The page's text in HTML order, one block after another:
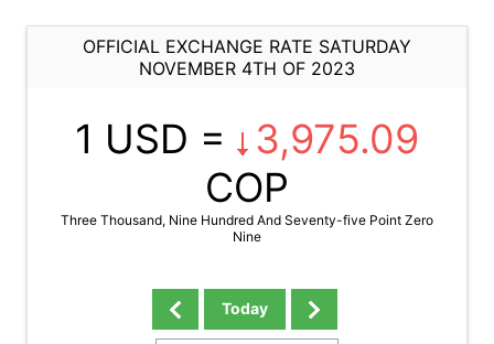
OFFICIAL EXCHANGE RATE SATURDAY
NOVEMBER 4TH OF 2023
1 USD =
3,975.09
COP
Three Thousand, Nine Hundred And Seventy-five Point Zero
Nine
Today